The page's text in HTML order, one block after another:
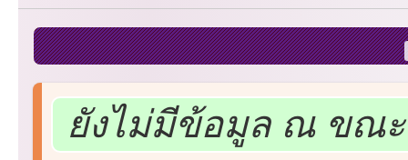
ยังไม่มีข้อมูล ณ ขณ